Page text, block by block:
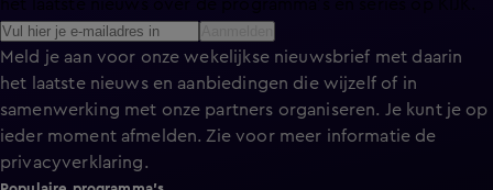
Meld je aan voor onze wekelijkse nieuwsbrief met daarin
het laatste nieuws en aanbiedingen die wijzelf of in
samenwerking met onze partners organiseren. Je kunt je op
ieder moment afmelden. Zie voor meer informatie de
privacyverklaring.